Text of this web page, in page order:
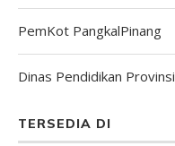
PemKot PangkalPinang
Dinas Pendidikan Provinsi
TERSEDIA DI